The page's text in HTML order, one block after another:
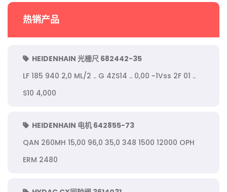
热销产品
HEIDENHAIN 光栅尺 682442-35
LF 185 940 2,0 ML/2 .. G 4ZS14 .. 0,00 ~1Vss 2F 01 ..
S10 4,000
HEIDENHAIN 电机 642855-73
QAN 260MH 15,00 96,0 35,0 348 1500 12000 OPH
ERM 2480